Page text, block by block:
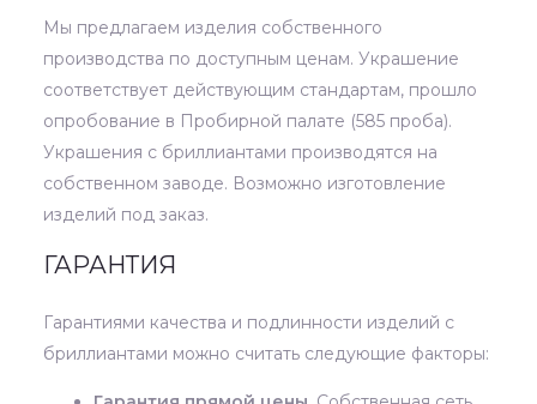
Мы предлагаем изделия собственного
производства по доступным ценам. Украшение
соответствует действующим стандартам, прошло
опробование в Пробирной палате (585 проба).
Украшения с бриллиантами производятся на
собственном заводе. Возможно изготовление
изделий под заказ.
ГАРАНТИЯ
Гарантиями качества и подлинности изделий с
бриллиантами можно считать следующие факторы: